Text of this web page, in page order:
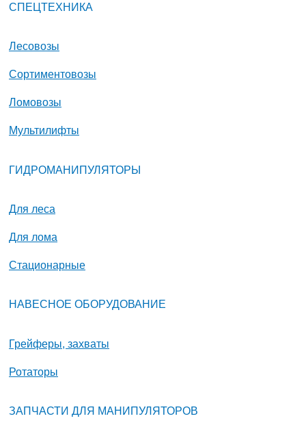
СПЕЦТЕХНИКА
Лесовозы
Сортиментовозы
Ломовозы
Мультилифты
ГИДРОМАНИПУЛЯТОРЫ
Для леса
Для лома
Стационарные
НАВЕСНОЕ ОБОРУДОВАНИЕ
Грейферы, захваты
Ротаторы
ЗАПЧАСТИ ДЛЯ МАНИПУЛЯТОРОВ